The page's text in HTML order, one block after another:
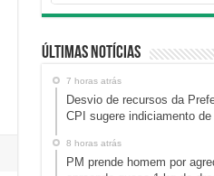
Últimas Notícias
7 horas atrás
Desvio de recursos da
CPI sugere indiciamento de
8 horas atrás
PM prende homem por